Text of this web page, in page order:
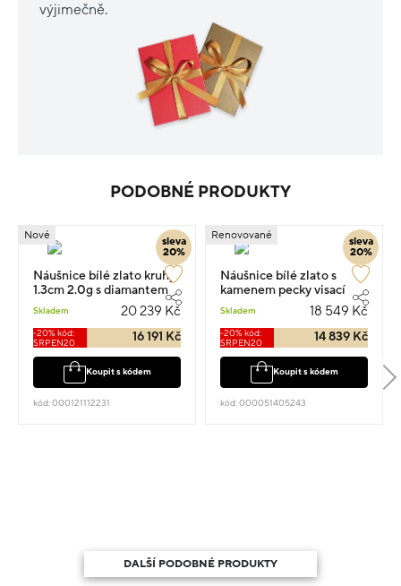
výjimečně.
PODOBNÉ PRODUKTY
sleva
20%
Nové
Náušnice bílé zlato kruhy
1.3cm 2.0g s diamantem
Skladem 20 239 Kč
-20% kód:
SRPEN20
16 191 Kč
Koupit s kódem
kód: 000121112231
sleva
20%
Renovované
Náušnice bílé zlato s
kamenem pecky visací
1.2cm 3.25g s diamantem
0.120ct
Skladem 18 549 Kč
-20% kód:
SRPEN20
14 839 Kč
Koupit s kódem
kód: 000051405243
DALŠÍ PODOBNÉ PRODUKTY